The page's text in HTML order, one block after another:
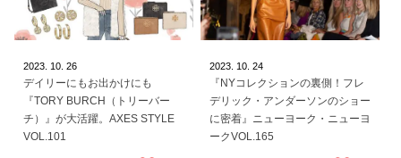
2023. 10. 26
デイリーにもお出かけにも
『TORY BURCH（トリーバー
チ）』が大活躍。AXES STYLE
VOL.101
2023. 10. 24
『NYコレクションの裏側！フレ
デリック・アンダーソンのショー
に密着』ニューヨーク・ニューヨ
ークVOL.165